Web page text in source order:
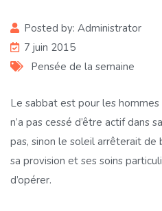
Posted by: Administrator
7 juin 2015
Pensée de la semaine
Le sabbat est pour les
n’a pas cessé d’être actif dans
pas, sinon le soleil arrêterait de
sa provision et ses soins
d’opérer.